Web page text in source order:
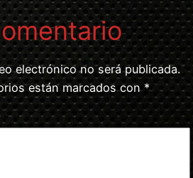
electrónico no será publicada.
están marcados con *